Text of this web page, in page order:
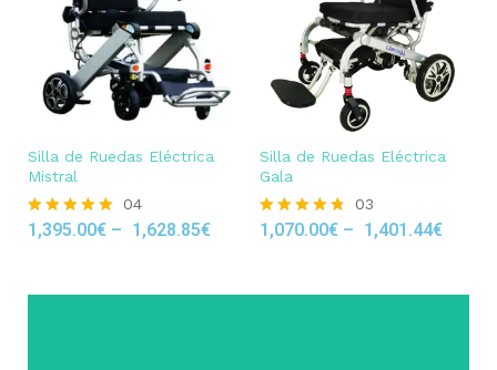
Silla de Ruedas Eléctrica
Mistral
Rated
04
1,395.00€ – 1,628.85€
Silla de Ruedas Eléctrica
Gala
Rated
03
1,070.00€ – 1,401.44€